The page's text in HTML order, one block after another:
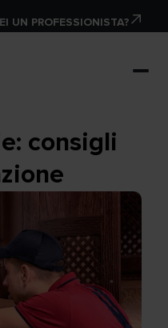
UN PROFESSIONISTA?
consigli